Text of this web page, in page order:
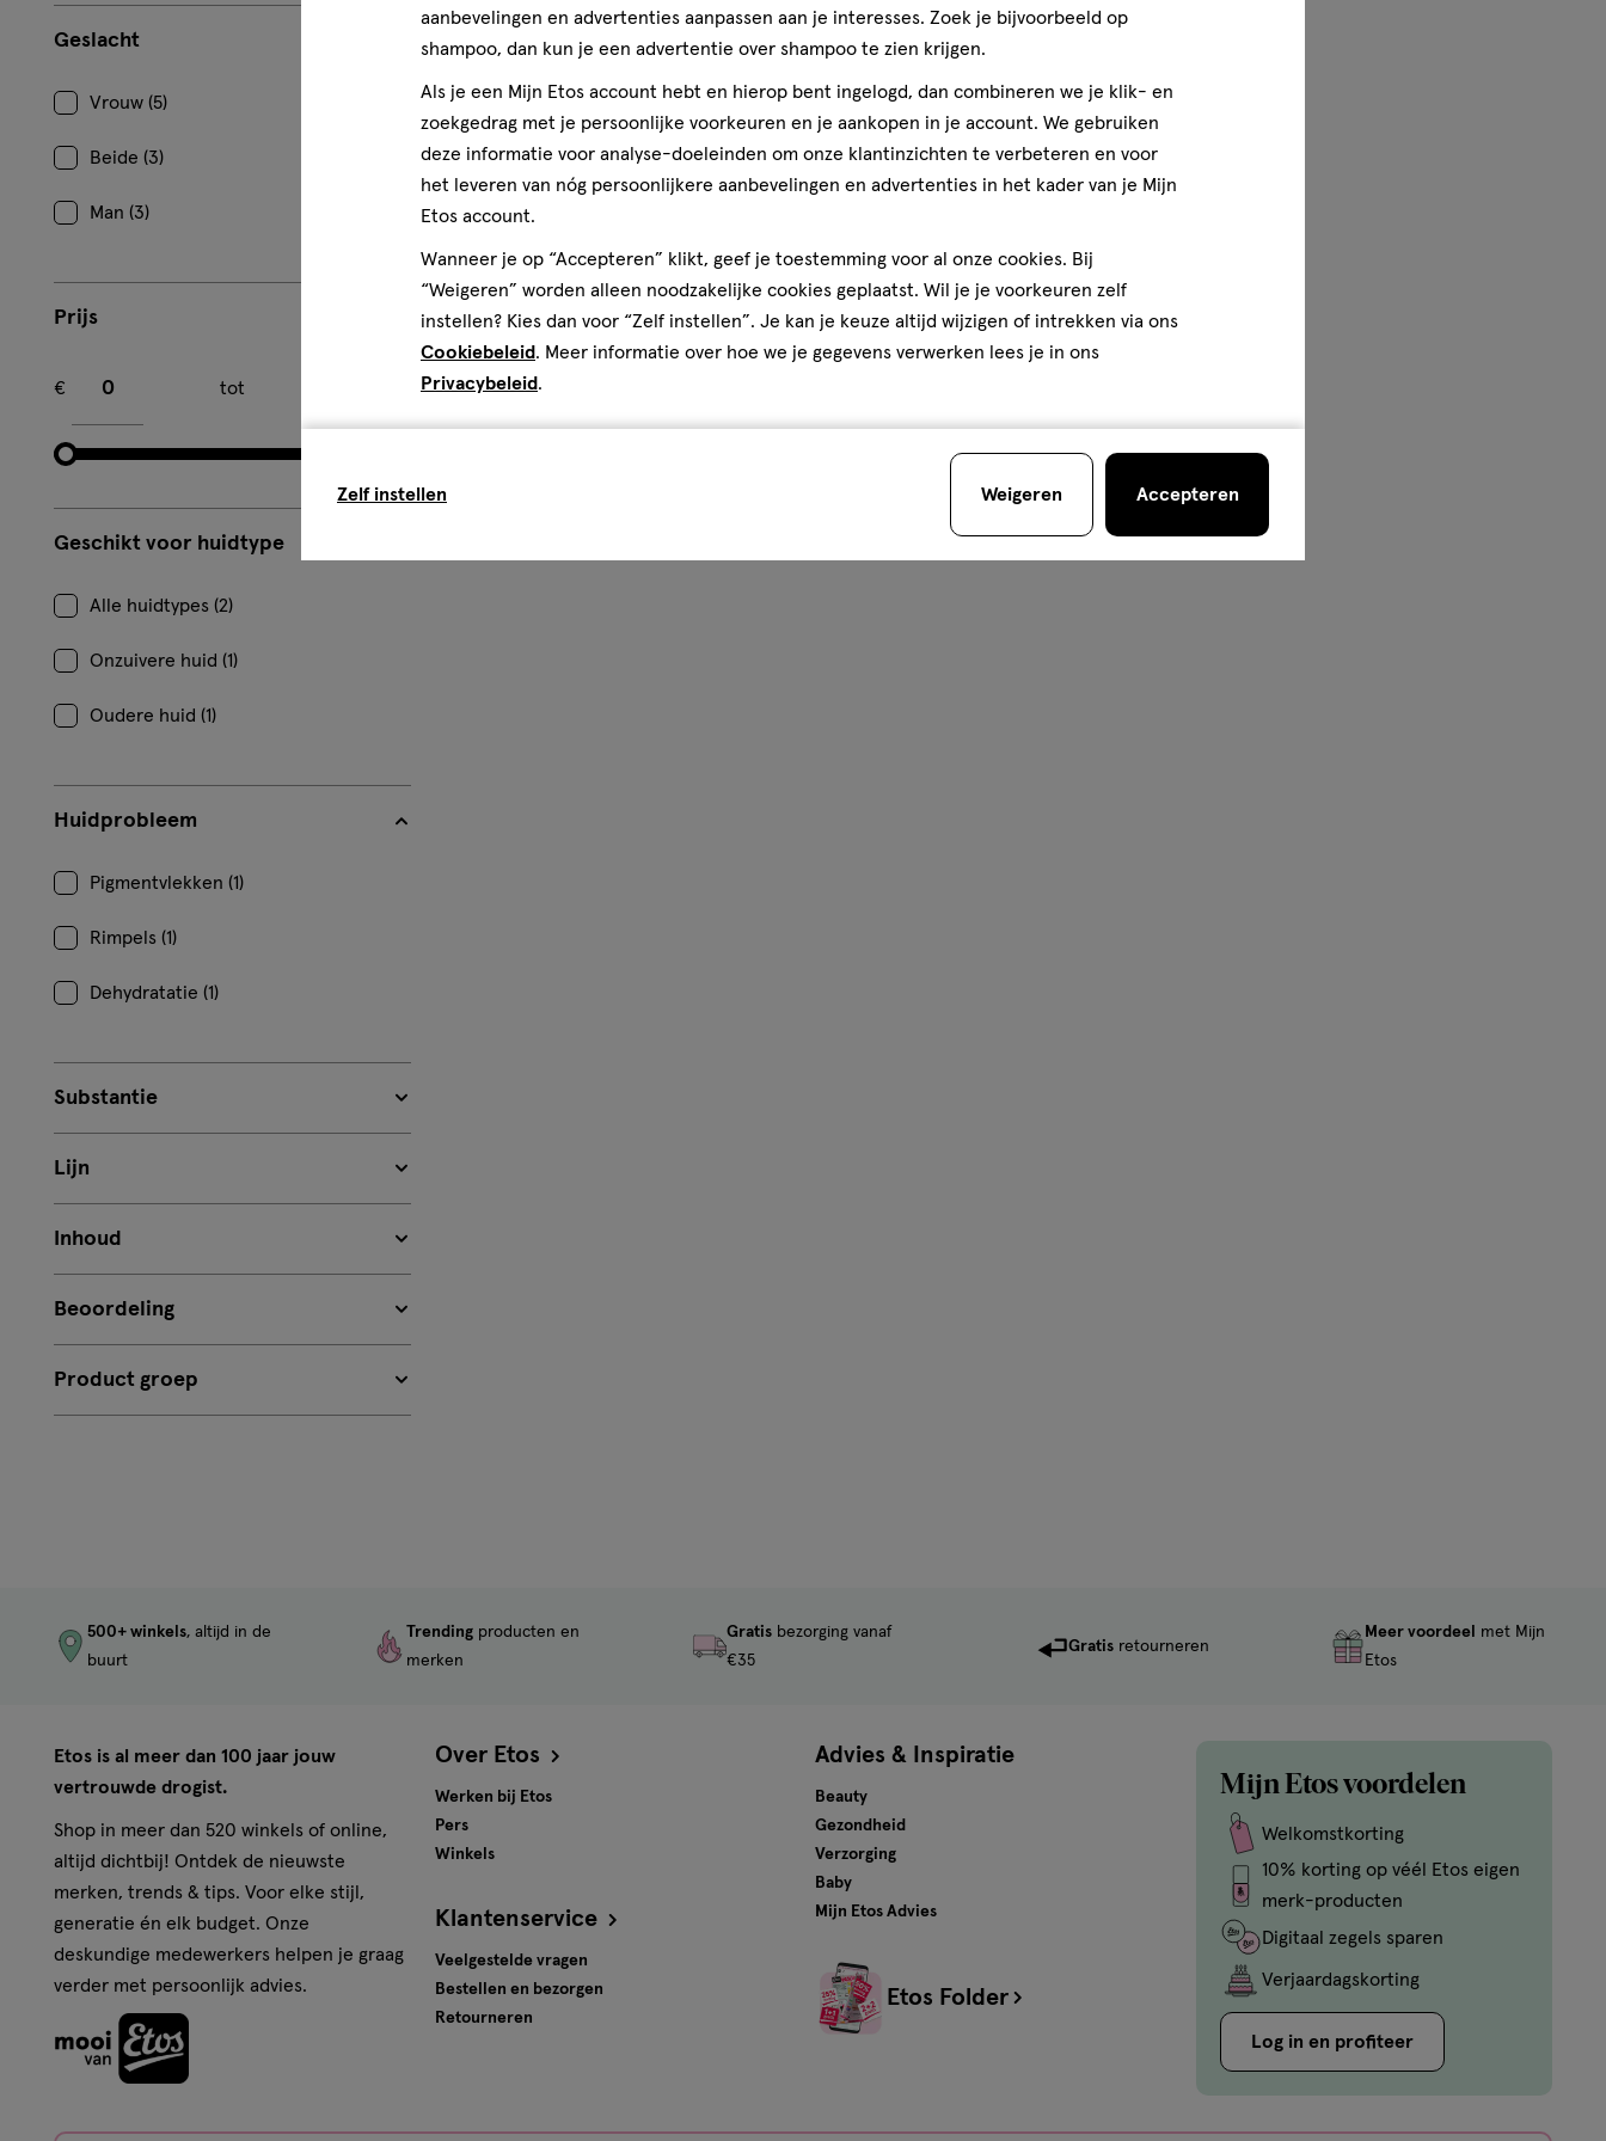
Geslacht
Vrouw (5)
Beide (3)
Man (3)
Prijs
€
tot
Geschikt voor huidtype
Alle huidtypes (2)
Onzuivere huid (1)
Oudere huid (1)
Huidprobleem
Pigmentvlekken (1)
Rimpels (1)
Dehydratatie (1)
Substantie
Lijn
Inhoud
Beoordeling
Product groep
500+ winkels, altijd in de
buurt
Trending producten en
merken
Gratisbezorging vanaf
€35
Gratis retourneren
Meer voordeel
met Mijn
Etos
Etos is al meer dan 100 jaar jouw
vertrouwde drogist.
Shop in meer dan 520 winkels of online,
altijd dichtbij! Ontdek de nieuwste
merken, trends & tips. Voor elke stijl,
generatie én elk budget. Onze
deskundige medewerkers helpen je graag
verder met persoonlijk advies.
Over Etos
Werken bij Etos
Pers
Winkels
Klantenservice
Veelgestelde vragen
Bestellen en bezorgen
Retourneren
Advies & Inspiratie
Beauty
Gezondheid
Verzorging
Baby
Mijn Etos Advies
Etos Folder
Mijn Etos voordelen
Welkomstkorting
10% korting op véél Etos eigen
merk-producten
Digitaal zegels sparen
Verjaardagskorting
Log in en profiteer
aanbevelingen en advertenties aanpassen aan je interesses. Zoek je bijvoorbeeld op
shampoo, dan kun je een advertentie over shampoo te zien krijgen.
Als je een Mijn Etos account hebt en hierop bent ingelogd, dan combineren we je klik- en
zoekgedrag met je persoonlijke voorkeuren en je aankopen in je account. We gebruiken
deze informatie voor analyse-doeleinden om onze klantinzichten te verbeteren en voor
het leveren van nóg persoonlijkere aanbevelingen en advertenties in het kader van je Mijn
Etos account.
Wanneer je op “Accepteren” klikt, geef je toestemming voor al onze cookies. Bij
“Weigeren” worden alleen noodzakelijke cookies geplaatst. Wil je je voorkeuren zelf
instellen? Kies dan voor “Zelf instellen”. Je kan je keuze altijd wijzigen of intrekken via ons
Cookiebeleid. Meer informatie over hoe we je gegevens verwerken lees je in ons
Privacybeleid.
Zelf instellen Weigeren Accepteren